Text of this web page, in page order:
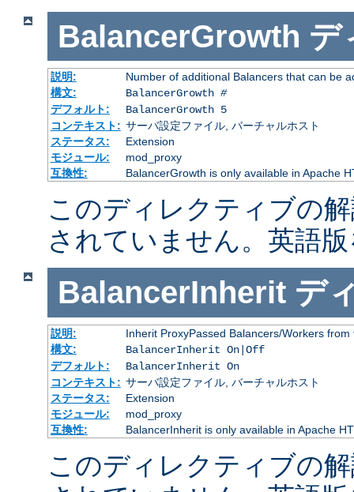
BalancerGrowth デ
説明:
Number of additional Balancers that can be
構文:
BalancerGrowth #
デフォルト:
BalancerGrowth 5
コンテキスト: サーバ設定ファイル, バーチャルホスト
ステータス:
Extension
モジュール:
mod_proxy
互換性:
BalancerGrowth is only available in Apache
このディレクティブの
されていません。英語
BalancerInherit デ
説明:
Inherit ProxyPassed Balancers/Workers
構文:
BalancerInherit On|Off
デフォルト:
BalancerInherit On
コンテキスト: サーバ設定ファイル, バーチャルホスト
ステータス:
Extension
モジュール:
mod_proxy
互換性:
BalancerInherit is only available in Apache
このディレクティブの